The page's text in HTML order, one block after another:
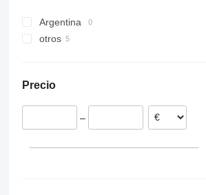
Argentina
otros
Precio
–